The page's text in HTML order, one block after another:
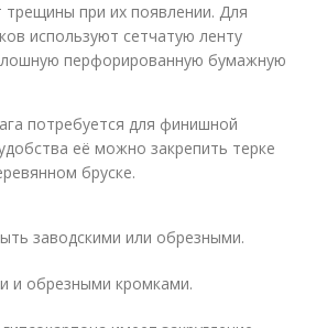
трещины при их появлении. Для
используют сетчатую ленту
перфорированную бумажную
потребуется для финишной
её можно закрепить терке
бруске.
заводскими или обрезными.
и обрезными кромками.